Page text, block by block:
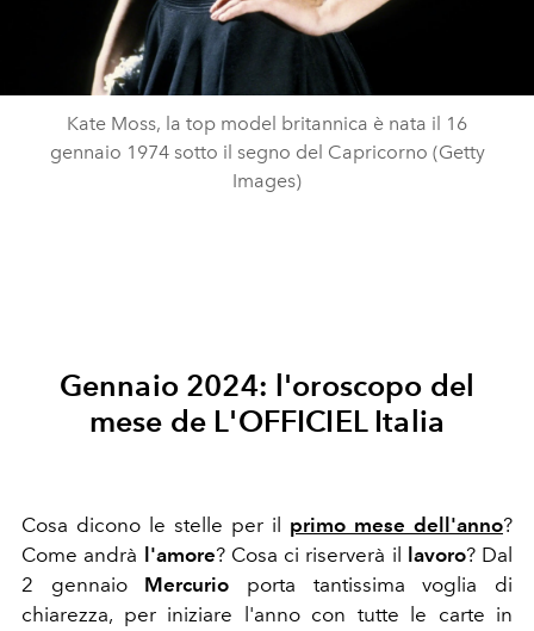
Kate Moss, la top model britannica è nata il 16
gennaio 1974 sotto il segno del Capricorno (Getty
Images)
Gennaio 2024: l'oroscopo del
mese de L'OFFICIEL Italia
Cosa dicono le stelle per il primo mese dell'anno?
Come andrà
l'amore? Cosa ci riserverà il lavoro? Dal
2 gennaio Mercurio porta tantissima voglia di
chiarezza, per iniziare l'anno con tutte le carte in